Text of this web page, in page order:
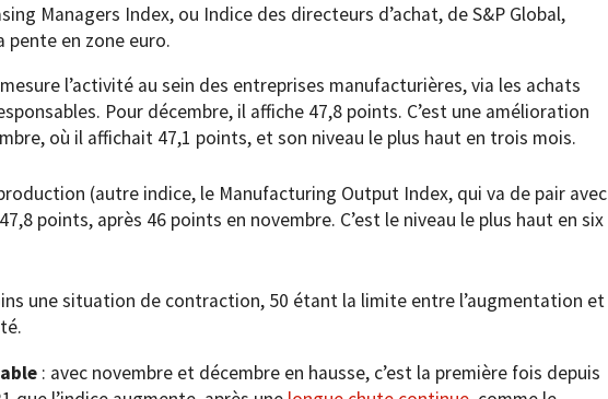
Managers Index, ou Indice des directeurs d’achat, de S&P Global,
pente en zone euro.
l’activité au sein des entreprises manufacturières, via les achats
Pour décembre, il affiche 47,8 points. C’est une amélioration
où il affichait 47,1 points, et son niveau le plus haut en trois mois.
(autre indice, le Manufacturing Output Index, qui va de pair avec
points, après 46 points en novembre. C’est le niveau le plus haut en six
une situation de contraction, 50 étant la limite entre l’augmentation et
: avec novembre et décembre en hausse, c’est la première fois depuis